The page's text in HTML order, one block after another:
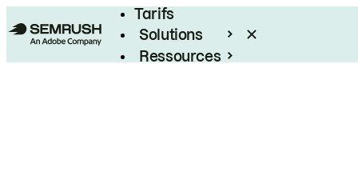
Tarifs
Solutions
Ressources